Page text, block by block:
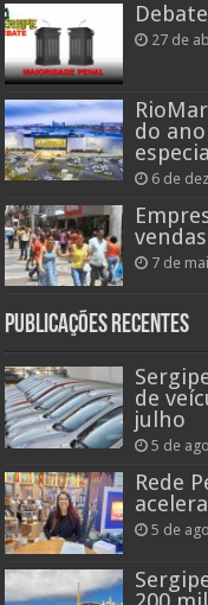
27 de
do
6 de
7 de
Publicações recentes
de
julho
5 de
Rede
5 de